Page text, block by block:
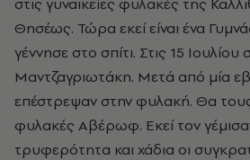
Θησέως. Τώρα εκεί είναι ένα
γέννησε στο σπίτι. Στις 15 Ιουλίου
Μαντζαγριωτάκη. Μετά από μία
επέστρεψαν στην φυλακή. Θα
φυλακές Αβέρωφ. Εκεί τον
τρυφερότητα και χάδια οι